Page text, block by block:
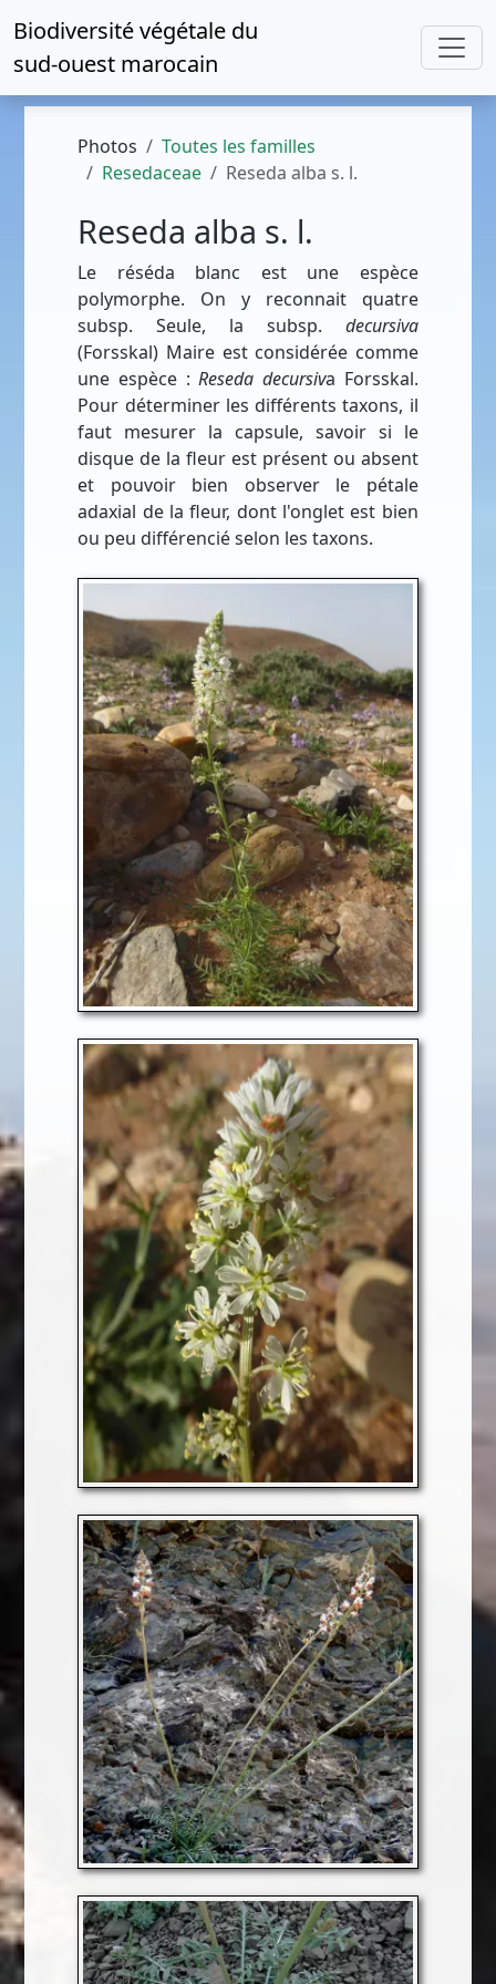
Biodiversité végétale du
sud-ouest marocain
Photos
Toutes les familles
Resedaceae
Reseda alba s. l.
Reseda alba s. l.
Le réséda blanc est une espèce
polymorphe. On y reconnait quatre
subsp. Seule, la subsp. decursiva
(Forsskal) Maire est considérée comme
une espèce :Reseda decursiva Forsskal.
Pour déterminer les différents taxons, il
faut mesurer la capsule, savoir si le
disque de la fleur est présent ou absent
et pouvoir bien observer le pétale
adaxial de la fleur, dont l'onglet est bien
ou peu différencié selon les taxons.